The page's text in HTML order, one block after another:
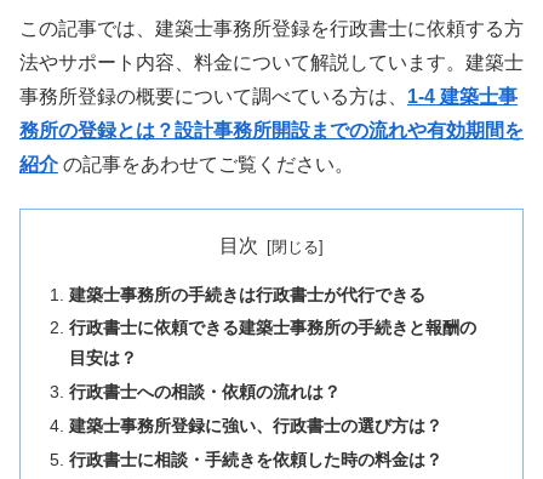
この記事では、建築士事務所登録を行政書士に依頼する方
法やサポート内容、料金について解説しています。建築士
事務所登録の概要について調べている方は、 1-4 建築士事
務所の登録とは？設計事務所開設までの流れや有効期間を
紹介の記事をあわせてご覧ください。
目次
建築士事務所の手続きは行政書士が代行できる
行政書士に依頼できる建築士事務所の手続きと報酬の
目安は？
行政書士への相談・依頼の流れは？
建築士事務所登録に強い、行政書士の選び方は？
行政書士に相談・手続きを依頼した時の料金は？